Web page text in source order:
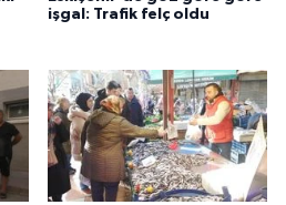
işgal: Trafik felç oldu